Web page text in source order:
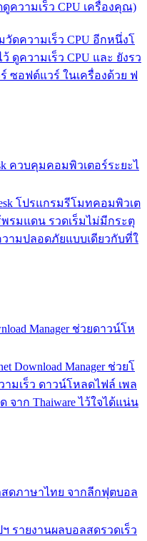
ความเร็ว CPU เครื่องคุณ)
ดความเร็ว CPU อีกหนึ่งโ
ความเร็ว CPU และ ยังรว
ซอฟต์แวร์ ในเครื่องด้วย ฟ
ควบคุมคอมพิวเตอร์ระยะไ
โปรแกรมรีโมทคอมพิวเต
รมแดน รวดเร็มไม่มีกระตุ
ามปลอดภัยแบบเดียวกับที่ใ
Manager ช่วยดาวน์โห
Download Manager ช่วยโ
ามเร็ว ดาวน์โหลดไฟล์ เพล
าก Thaiware ไว้ใจได้แน่น
สดภาษาไทย จากลีกฟุตบอล
รายงานผลบอลสดรวดเร็ว